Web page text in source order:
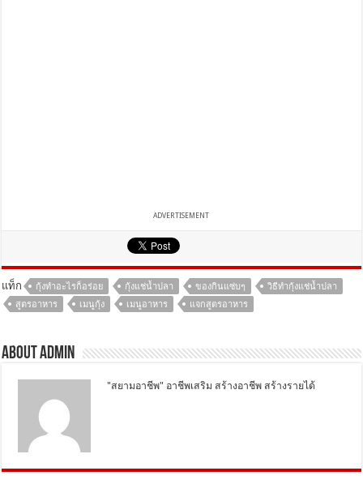
ADVERTISEMENT
แท็ก กุ้งทำอะไรก็อร่อย กุ้งแช่น้ำปลา ของกินแซ่บๆ
วิธีทำกุ้งแช่น้ำปลา
สูตรอาหาร
เมนูกุ้ง เมนูอาหาร แจกสูตรอาหาร
About Admin
"สยามอาชีพ" อาชีพเสริม สร้างอาชีพ สร้างรายได้